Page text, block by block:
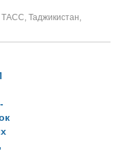
ТАСС, Таджикистан,